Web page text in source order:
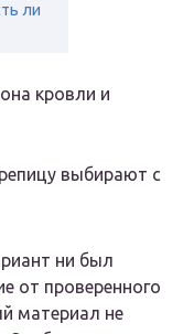
ли
кровли и
выбирают с
ни был
от проверенного
материал не